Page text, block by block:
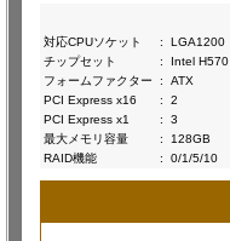
対応CPUソケット
:
LGA1200
チップセット
:
Intel H570
フォームファクター
:
ATX
PCI Express x16
:
2
PCI Express x1
:
3
最大メモリ容量
:
128GB
RAID機能
: 0/1/5/10